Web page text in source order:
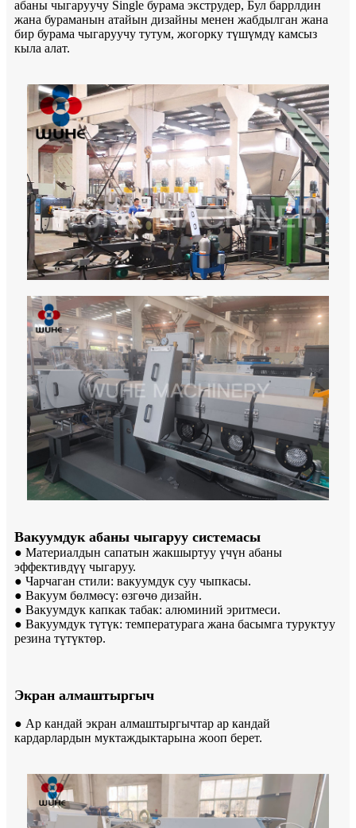
абаны чыгаруучу Single бурама экструдер, Бул баррлдин
жана бураманын атайын дизайны менен жабдылган жана
бир бурама чыгаруучу тутум, жогорку түшүмдү камсыз
кыла алат.
Вакуумдук абаны чыгаруу системасы
● Материалдын сапатын жакшыртуу үчүн абаны
эффективдүү чыгаруу.
● Чарчаган стили: вакуумдук суу чыпкасы.
● Вакуум бөлмөсү: өзгөчө дизайн.
● Вакуумдук капкак табак: алюминий эритмеси.
● Вакуумдук түтүк: температурага жана басымга туруктуу
резина түтүктөр.
Экран алмаштыргыч
● Ар кандай экран алмаштыргычтар ар кандай
кардарлардын муктаждыктарына жооп берет.